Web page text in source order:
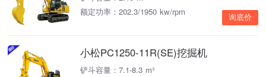
额定功率：202.3/1950 kw/rpm
询底价
小松PC1250-11R(SE)挖掘机
铲斗容量：7.1-8.3 m³